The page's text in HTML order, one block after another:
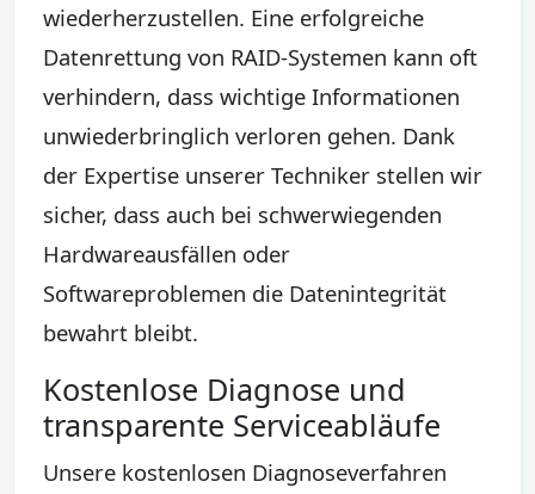
wiederherzustellen. Eine erfolgreiche
Datenrettung von RAID-Systemen kann oft
verhindern, dass wichtige Informationen
unwiederbringlich verloren gehen. Dank
der Expertise unserer Techniker stellen wir
sicher, dass auch bei schwerwiegenden
Hardwareausfällen oder
Softwareproblemen die Datenintegrität
bewahrt bleibt.
Kostenlose Diagnose und
transparente Serviceabläufe
Unsere kostenlosen Diagnoseverfahren